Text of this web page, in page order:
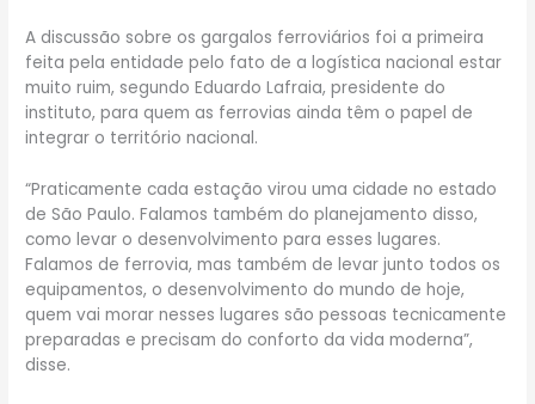
A discussão sobre os gargalos ferroviários foi a primeira
feita pela entidade pelo fato de a logística nacional estar
muito ruim, segundo Eduardo Lafraia, presidente do
instituto, para quem as ferrovias ainda têm o papel de
integrar o território nacional.
“Praticamente cada estação virou uma cidade no estado
de São Paulo. Falamos também do planejamento disso,
como levar o desenvolvimento para esses lugares.
Falamos de ferrovia, mas também de levar junto todos os
equipamentos, o desenvolvimento do mundo de hoje,
quem vai morar nesses lugares são pessoas tecnicamente
preparadas e precisam do conforto da vida moderna”,
disse.